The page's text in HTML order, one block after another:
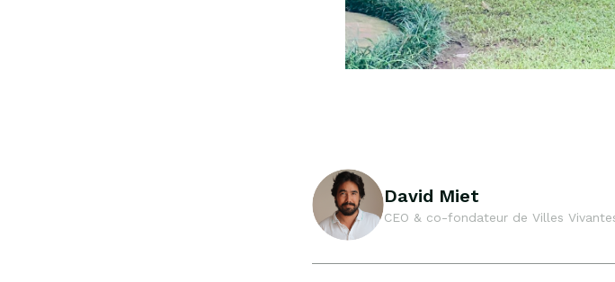
David Miet
CEO & co-fondateur de Villes